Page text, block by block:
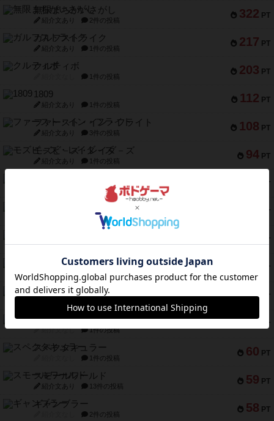
322 PT
無限まちがいさがし
紹介文あり 2件の投稿
217 PT
ガルフストライク
紹介文あり 1件の投稿
203 PT
クルティボ
1件の投稿
112 PT
1809
紹介文あり 1件の投稿
108 PT
ファースト・イン・フライト
紹介文あり 3件の投稿
94 PT
モズビ－ズ・レイダ－ズ
紹介文あり 1件の投稿
PT
2件の投稿
PT
2件の投稿
PT
紹介文あり 8件の投稿
PT
リスボン・トラム 28
紹介文あり 9件の投稿
73 PT
アマナイト
66 PT
ブラヴェスト
紹介文なし 1件の投稿
60 PT
スペクタキュラー
1件の投稿
59 PT
スモールワールド
紹介文あり 13件の投稿
58 PT
ギャンブラー
2件の投稿